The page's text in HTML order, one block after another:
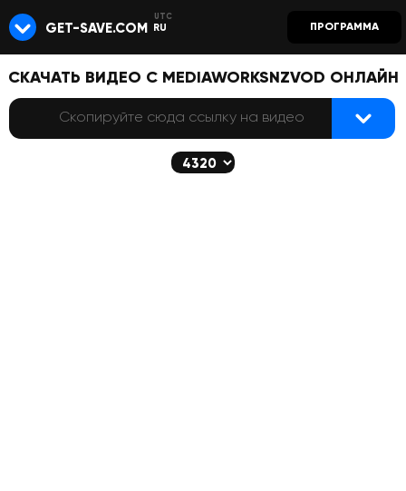
GET-SAVE.COM RU ПРОГРАММА
СКАЧАТЬ ВИДЕО С MEDIAWORKSNZVOD ОНЛАЙН